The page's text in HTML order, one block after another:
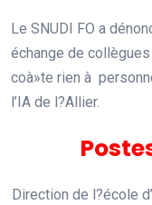
Le SNUDI FO a
échange de
coà»te rien à
l’IA de l?Allier.
Direction de l?école